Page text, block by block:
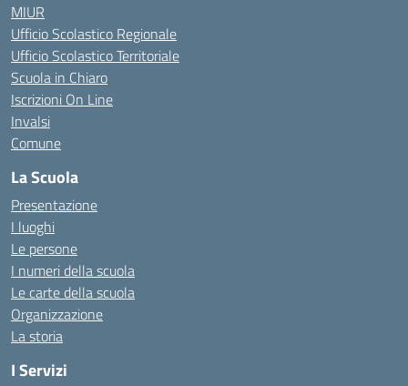
MIUR
Ufficio Scolastico Regionale
Ufficio Scolastico Territoriale
Scuola in Chiaro
Iscrizioni On Line
Invalsi
Comune
La Scuola
Presentazione
I luoghi
Le persone
I numeri della scuola
Le carte della scuola
Organizzazione
La storia
I Servizi